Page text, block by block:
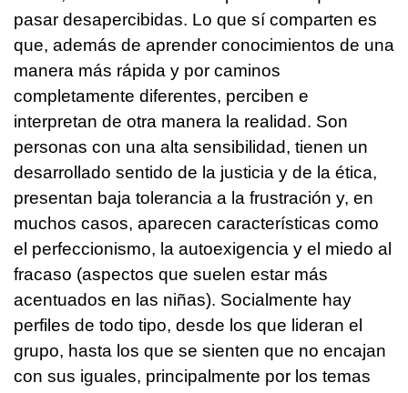
pasar desapercibidas. Lo que sí comparten es
que, además de aprender conocimientos de una
manera más rápida y por caminos
completamente diferentes, perciben e
interpretan de otra manera la realidad. Son
personas con una alta sensibilidad, tienen un
desarrollado sentido de la justicia y de la ética,
presentan baja tolerancia a la frustración y, en
muchos casos, aparecen características como
el perfeccionismo, la autoexigencia y el miedo al
fracaso (aspectos que suelen estar más
acentuados en las niñas). Socialmente hay
perfiles de todo tipo, desde los que lideran el
grupo, hasta los que se sienten que no encajan
con sus iguales, principalmente por los temas